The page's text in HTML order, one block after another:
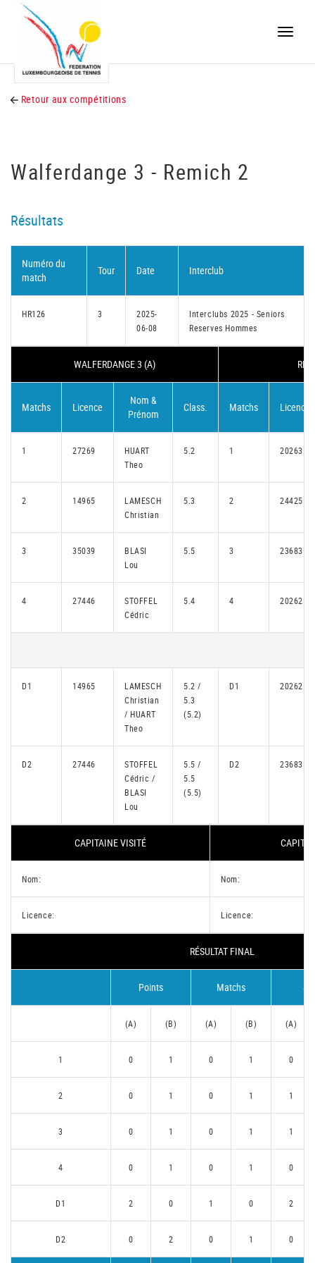
Toggle
Retour aux compétitions
Walferdange 3 - Remich 2
Résultats
Numéro du
match
Tour Date Interclub
HR126 3
2025-
06-08
Interclubs 2025 - Seniors
Reserves Hommes
WALFERDANGE 3 (A)
Matchs Licence
Nom &
Prénom
Class. Matchs Licence
1 27269
HUART
Theo
5.2 1 20263
2 14965
LAMESCH
Christian
5.3 2 24425
3 35039
BLASI
Lou
5.5 3 23683
4 27446
STOFFEL
Cédric
5.4 4 20262
D1 14965
LAMESCH
Christian
/ HUART
Theo
5.2 /
5.3
(5.2)
D1 20262
D2 27446
STOFFEL
Cédric /
BLASI
Lou
5.5 /
5.5
(5.5)
D2 23683
CAPITAINE VISITÉ
Nom: Nom:
Licence: Licence:
RÉSULTAT FINAL
Points Matchs
(A) (B) (A) (B) (A)
1 0 1 0 1 0
2 0 1 0 1 1
3 0 1 0 1 1
4 0 1 0 1 0
D1 2 0 1 0 2
D2 0 2 0 1 0